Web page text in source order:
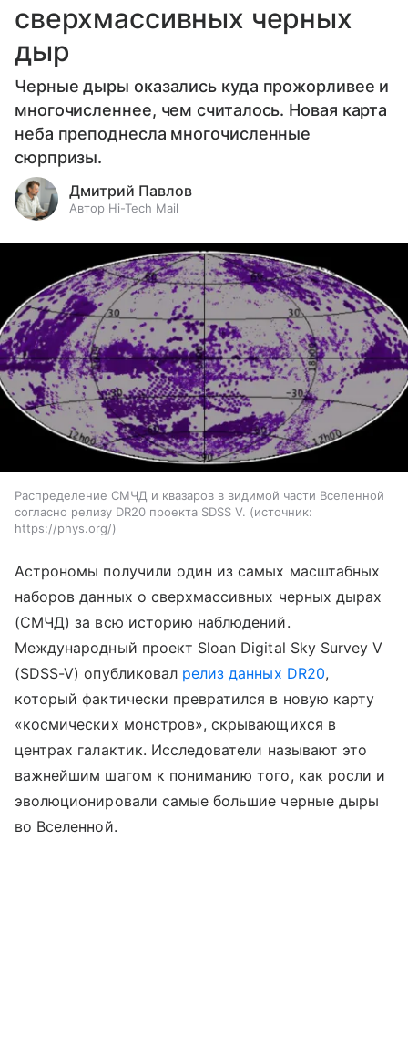
сверхмассивных черных
дыр
Черные дыры оказались куда прожорливее и
многочисленнее, чем считалось. Новая карта
неба преподнесла многочисленные
сюрпризы.
Дмитрий Павлов
Автор Hi-Tech Mail
Распределение СМЧД и квазаров в видимой части Вселенной
согласно релизу DR20 проекта SDSS V.
источник:
https://phys.org/
Астрономы получили один из самых масштабных
наборов данных о сверхмассивных черных дырах
(СМЧД) за всю историю наблюдений.
Международный проект Sloan Digital Sky Survey V
(SDSS-V) опубликовал релиз данных DR20,
который фактически превратился в новую карту
«космических монстров», скрывающихся в
центрах галактик. Исследователи называют это
важнейшим шагом к пониманию того, как росли и
эволюционировали самые большие черные дыры
во Вселенной.